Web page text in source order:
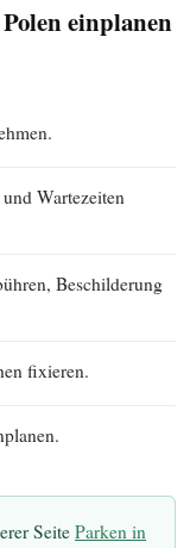
einplanen
Wartezeiten
Beschilderung
fixieren.
Seite Parken in